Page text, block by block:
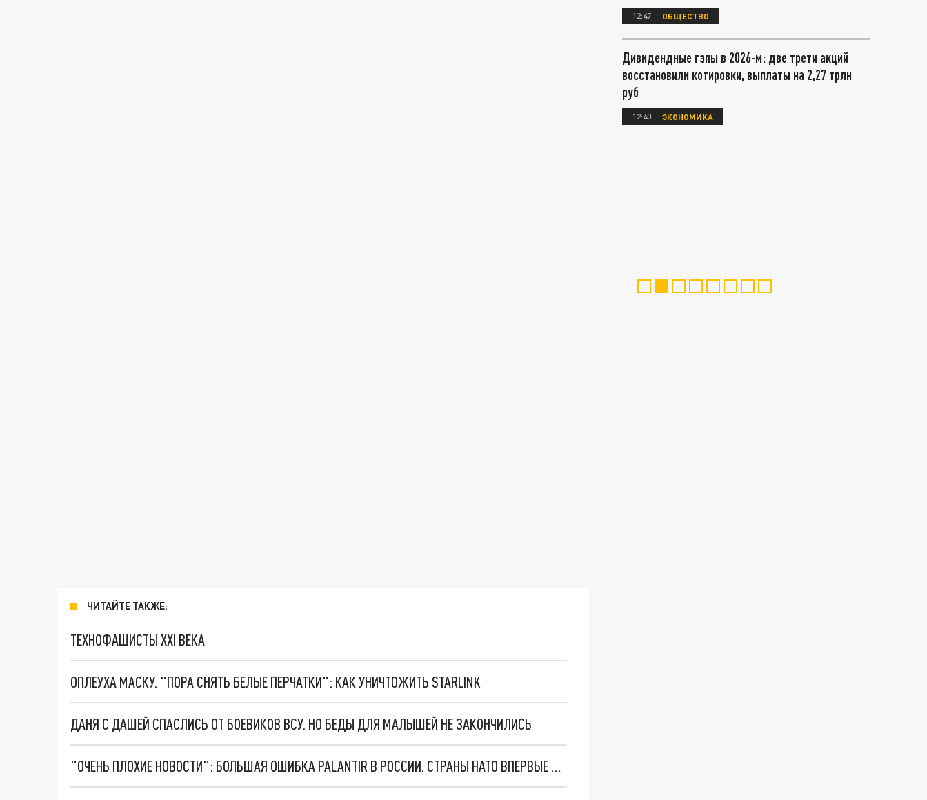
ЧИТАЙТЕ ТАКЖЕ:
ТЕХНОФАШИСТЫ XXI ВЕКА
ОПЛЕУХА МАСКУ. "ПОРА СНЯТЬ БЕЛЫЕ ПЕРЧАТКИ": КАК УНИЧТОЖИТЬ STARLINK
ДАНЯ С ДАШЕЙ СПАСЛИСЬ ОТ БОЕВИКОВ ВСУ. НО БЕДЫ ДЛЯ МАЛЫШЕЙ НЕ ЗАКОНЧИЛИСЬ
"ОЧЕНЬ ПЛОХИЕ НОВОСТИ": БОЛЬШАЯ ОШИБКА PALANTIR В РОССИИ. СТРАНЫ НАТО ВПЕРВЫЕ ЗА СВО ОСТАНОВИЛИ ПОСТАВКИ ОРУЖИЯ. ВСУ ТЕРЯЮТ ПРИГРАНИЧЬЕ?
12:47 ОБЩЕСТВО
Дивидендные гэпы в 2026-м: две трети акций
восстановили котировки, выплаты на 2,27 трлн
руб
12:40 ЭКОНОМИКА